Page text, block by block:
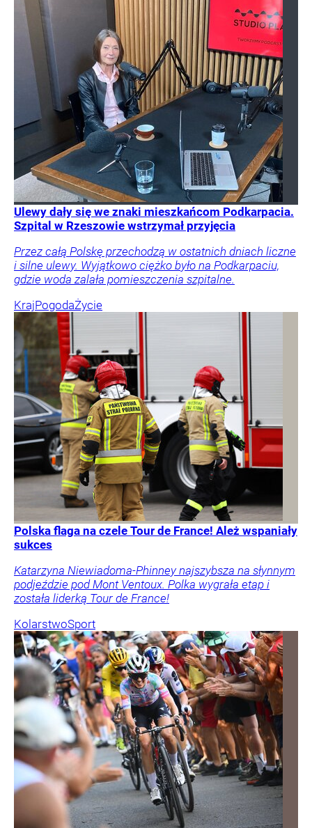
Ulewy dały się we znaki mieszkańcom Podkarpacia.
Szpital w Rzeszowie wstrzymał przyjęcia
Przez całą Polskę przechodzą w ostatnich dniach liczne
i silne ulewy. Wyjątkowo ciężko było na Podkarpaciu,
gdzie woda zalała pomieszczenia szpitalne.
KrajPogodaŻycie
Polska flaga na czele Tour de France! Ależ wspaniały
sukces
Katarzyna Niewiadoma-Phinney najszybsza na słynnym
podjeździe pod Mont Ventoux. Polka wygrała etap i
została liderką Tour de France!
KolarstwoSport